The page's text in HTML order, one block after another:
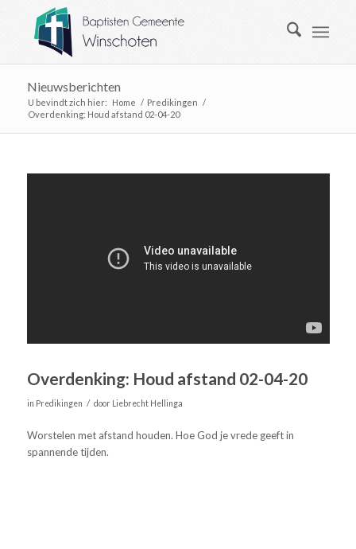
Nieuwsberichten
U bevindt zich hier: Home / Predikingen /
Overdenking: Houd afstand 02-04-20
Overdenking: Houd afstand 02-04-20
in Predikingen / door Liebrecht Hellinga
Worstelen met afstand houden. Hoe God je vrede geeft in
spannende tijden.